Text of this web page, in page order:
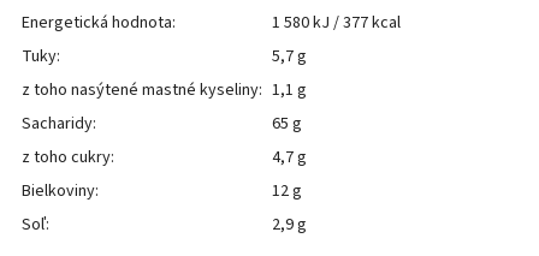
Energetická hodnota:
1 580 kJ / 377 kcal
Tuky:
5,7 g
z toho nasýtené mastné kyseliny: 1,1 g
Sacharidy:
65 g
z toho cukry:
4,7 g
Bielkoviny:
12 g
Soľ:
2,9 g